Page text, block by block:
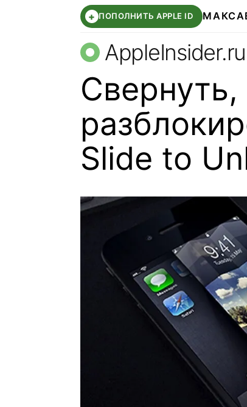
+ ПОПОЛНИТЬ APPLE ID МАКС
AppleInsider.ru
Slide to